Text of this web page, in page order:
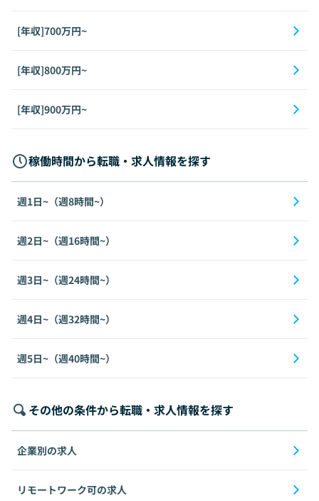
[年収]700万円~
[年収]800万円~
[年収]900万円~
稼働時間から転職・求人情報を探す
週1日~（週8時間~）
週2日~（週16時間~）
週3日~（週24時間~）
週4日~（週32時間~）
週5日~（週40時間~）
その他の条件から転職・求人情報を探す
企業別の求人
リモートワーク可の求人